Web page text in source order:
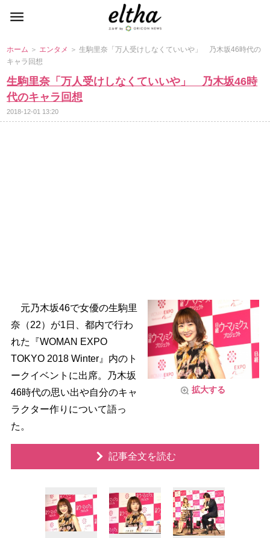
ホーム ＞ エンタメ ＞ 生駒里奈「万人受けしなくていいや」 乃木坂46時代の
キャラ回想
生駒里奈「万人受けしなくていいや」 乃木坂46時
代のキャラ回想
2018-12-01 13:20
拡大する
元乃木坂46で女優の生駒里
奈（22）が1日、都内で行わ
れた『WOMAN EXPO
TOKYO 2018 Winter』内のト
ークイベントに出席。乃木坂
46時代の思い出や自分のキャ
ラクター作りについて語っ
た。
記事全文を読む